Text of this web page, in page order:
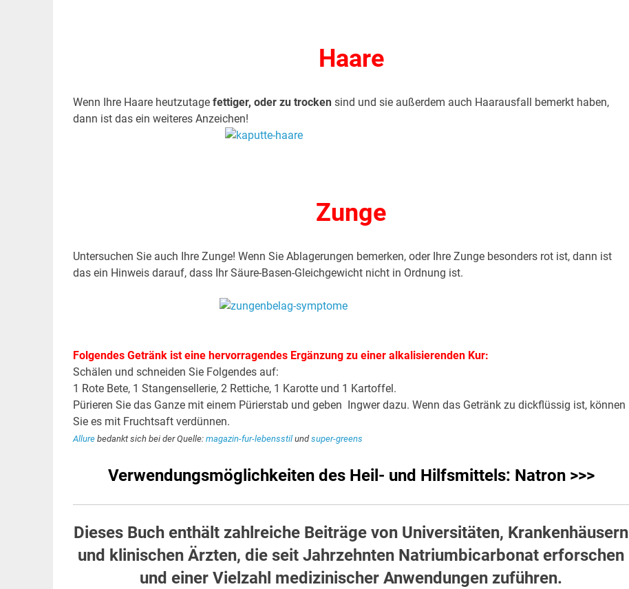
Haare
Wenn Ihre Haare heutzutage fettiger, oder zu trockensind und sie außerdem auch Haarausfall bemerkt haben,
dann ist das ein weiteres Anzeichen!
Zunge
Untersuchen Sie auch Ihre Zunge! Wenn Sie Ablagerungen bemerken, oder Ihre Zunge besonders rot ist, dann ist
das ein Hinweis darauf, dass Ihr Säure-Basen-Gleichgewicht nicht in Ordnung ist.
Folgendes Getränk ist eine hervorragendes Ergänzung zu einer alkalisierenden Kur:
Schälen und schneiden Sie Folgendes auf:
1 Rote Bete, 1 Stangensellerie, 2 Rettiche, 1 Karotte und 1 Kartoffel.
Pürieren Sie das Ganze mit einem Pürierstab und geben Ingwer dazu. Wenn das Getränk zu dickflüssig ist, können
Sie es mit Fruchtsaft verdünnen.
Allurebedankt sich bei der Quelle: magazin-fur-lebensstilundsuper-greens
Verwendungsmöglichkeiten des Heil- und Hilfsmittels: Natron >>>
Dieses Buch enthält zahlreiche Beiträge von Universitäten, Krankenhäusern
und klinischen Ärzten, die seit Jahrzehnten Natriumbicarbonat erforschen
und einer Vielzahl medizinischer Anwendungen zuführen.